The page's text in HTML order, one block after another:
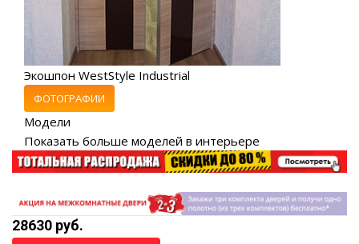
Экошпон WestStyle Industrial
ФОТОГРАФИИ
Модели
Показать больше моделей в интерьере
28630 руб.